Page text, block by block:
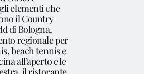
elementi che
il Country
di Bologna,
regionale per
beach tennis e
all’aperto e le